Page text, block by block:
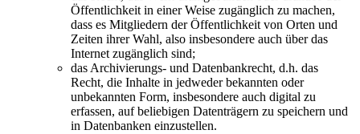
Öffentlichkeit in einer Weise zugänglich zu machen,
dass es Mitgliedern der Öffentlichkeit von Orten und
Zeiten ihrer Wahl, also insbesondere auch über das
Internet zugänglich sind;
das Archivierungs- und Datenbankrecht, d.h. das
Recht, die Inhalte in jedweder bekannten oder
unbekannten Form, insbesondere auch digital zu
erfassen, auf beliebigen Datenträgern zu speichern und
in Datenbanken einzustellen.